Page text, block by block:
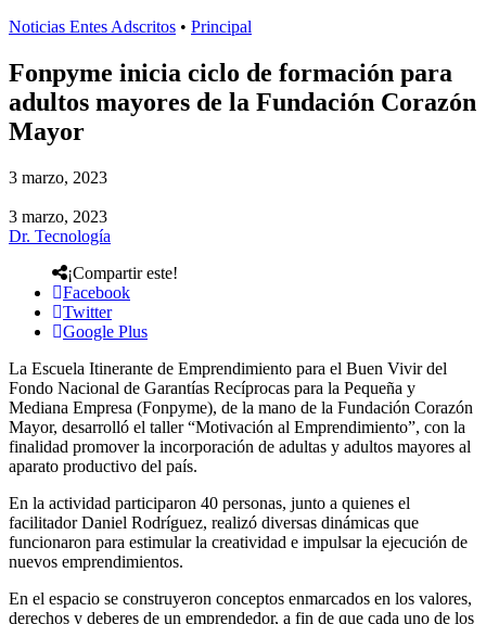
Noticias Entes Adscritos • Principal
Fonpyme inicia ciclo de formación para
adultos mayores de la Fundación Corazón
Mayor
3 marzo, 2023
3 marzo, 2023
Dr. Tecnología
¡Compartir este!
Facebook
Twitter
Google Plus
La Escuela Itinerante de Emprendimiento para el Buen Vivir del
Fondo Nacional de Garantías Recíprocas para la Pequeña y
Mediana Empresa (Fonpyme), de la mano de la Fundación Corazón
Mayor, desarrolló el taller “Motivación al Emprendimiento”, con la
finalidad promover la incorporación de adultas y adultos mayores al
aparato productivo del país.
En la actividad participaron 40 personas, junto a quienes el
facilitador Daniel Rodríguez, realizó diversas dinámicas que
funcionaron para estimular la creatividad e impulsar la ejecución de
nuevos emprendimientos.
En el espacio se construyeron conceptos enmarcados en los valores,
derechos y deberes de un emprendedor, a fin de que cada uno de los